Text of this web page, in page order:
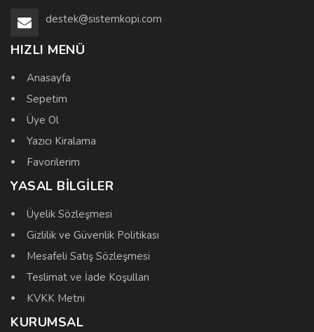
destek@sistemkopi.com
HIZLI MENÜ
Anasayfa
Sepetim
Üye Ol
Yazıcı Kiralama
Favorilerim
YASAL BILGILER
Üyelik Sözleşmesi
Gizlilik ve Güvenlik Politikası
Mesafeli Satış Sözleşmesi
Teslimat ve İade Koşulları
KVKK Metni
KURUMSAL